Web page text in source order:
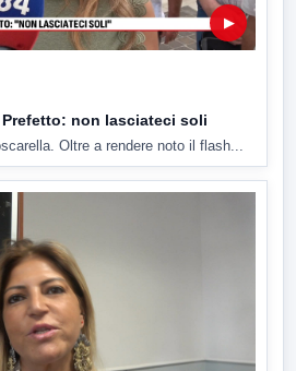
▶
non lasciateci soli
Oltre a rendere noto il flash...